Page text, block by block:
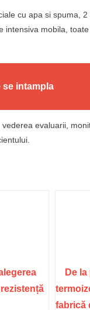
cu apa si spuma,
mobila,
se intampla
evaluarii,
De
fabrică